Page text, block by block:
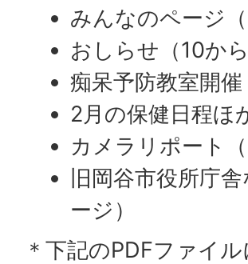
みんなのページ
おしらせ（10か
痴呆予防教室開
2月の保健日程ほ
カメラリポート
旧岡谷市役所庁
ージ）
＊下記のPDFファイ